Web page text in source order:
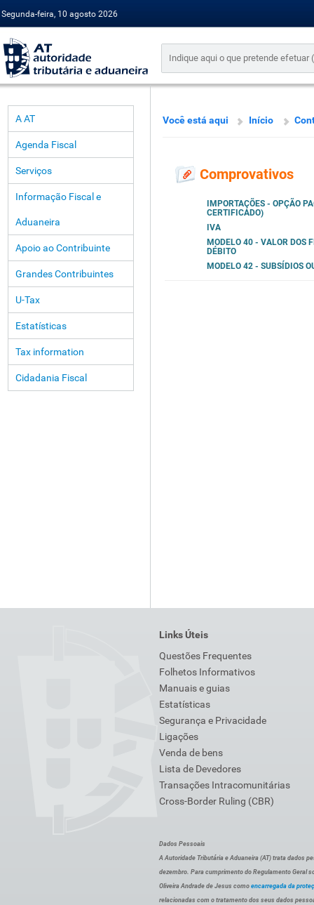
Segunda-feira, 10 agosto 2026
A AT
Agenda Fiscal
Serviços
Informação Fiscal e
Aduaneira
Apoio ao Contribuinte
Grandes Contribuintes
U-Tax
Estatísticas
Tax information
Cidadania Fiscal
Você está aqui Início
Comprovativos
IMPORTAÇÕES - OPÇÃO
CERTIFICADO)
IVA
MODELO 40 - VALOR DOS
DÉBITO
MODELO 42 - SUBSÍDIOS
Links Úteis
Questões Frequentes
Folhetos Informativos
Manuais e guias
Estatísticas
Segurança e Privacidade
Ligações
Venda de bens
Lista de Devedores
Transações Intracomunitárias
Cross-Border Ruling (CBR)
Dados Pessoais
A Autoridade Tributária e Aduaneira (AT) trata dados
dezembro. Para cumprimento do Regulamento Geral
Oliveira Andrade de Jesus como encarregada da
relacionadas com o tratamento dos seus dados